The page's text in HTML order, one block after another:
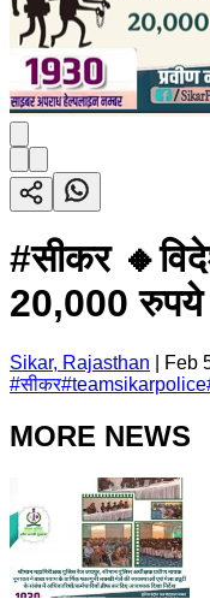
#सीकर
20,000 रुपये
Sikar, Rajasthan
Feb
#सीकर#teamsikarpolice
MORE NEWS